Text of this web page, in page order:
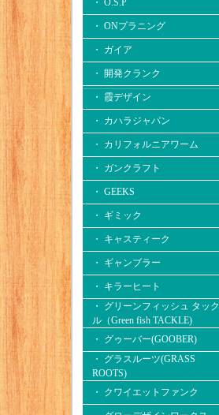
・ O.S.P
・ ONプラニング
・ ガイア
・ 開発クランク
・ 霞デザイン
・ カハラジャパン
・ カリフォルニアワーム
・ ガンクラフト
・ GEEKS
・ ギミック
・ キャスティーク
・ ギャンブラー
・ キラーヒート
・ グリーンフィッシュ タック
ル（Green fish TACKLE)
・ グゥーバー(GOOBER)
・ グラスルーツ(GRASS
ROOTS)
・ クワイエットファンク